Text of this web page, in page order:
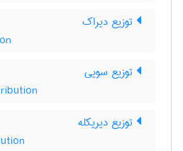
توزیع دیراک
توزیع سویی
توزیع دیریکله